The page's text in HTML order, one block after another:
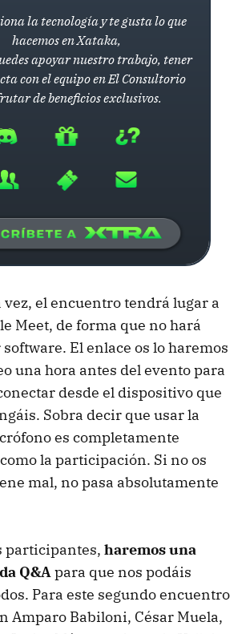
la tecnología y te gusta lo que
hacemos en Xataka,
apoyar nuestro trabajo, tener
con el equipo en El Consultorio
de beneficios exclusivos.
vez, el encuentro tendrá lugar a
Meet, de forma que no hará
El enlace os lo haremos
una hora antes del evento para
desde el dispositivo que
Sobra decir que usar la
es completamente
la participación. Si no os
mal, no pasa absolutamente
participantes, haremos una
Q&Apara que nos podáis
Para este segundo encuentro
Amparo Babiloni, César Muela,